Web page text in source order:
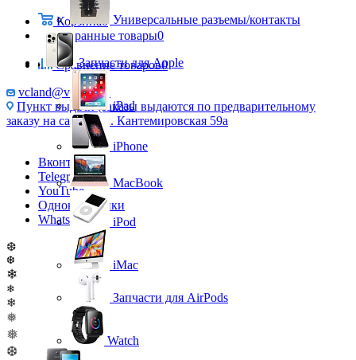
Корзина0
Избранные товары0
Сравнение товаров0
vcland@vcland.ru
Пункт выдачи (заказы выдаются по предварительному
заказу на сайте), ул. Кантемировская 59а
Вконтакте
Telegram
YouTube
Одноклассники
WhatsApp
❆
❆
❄
❄
❄
❅
❅
❆
Универсальные разъемы/контакты
Запчасти для Apple
iPad
iPhone
MacBook
iPod
iMac
Запчасти для AirPods
Watch